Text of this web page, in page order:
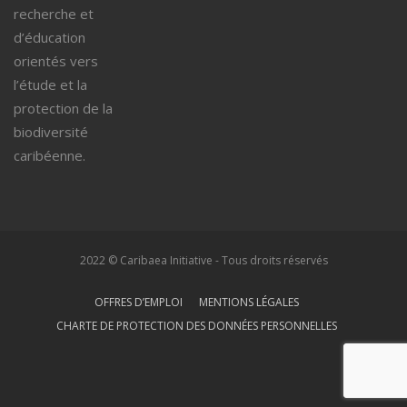
recherche et
d’éducation
orientés vers
l’étude et la
protection de la
biodiversité
caribéenne.
2022 © Caribaea Initiative - Tous droits réservés
OFFRES D’EMPLOI
MENTIONS LÉGALES
CHARTE DE PROTECTION DES DONNÉES PERSONNELLES